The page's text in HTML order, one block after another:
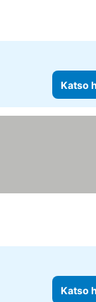
Katso
Katso